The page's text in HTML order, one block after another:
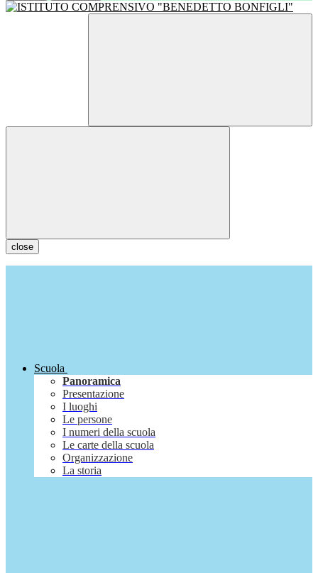
close
Scuola
Panoramica
Presentazione
I luoghi
Le persone
I numeri della scuola
Le carte della scuola
Organizzazione
La storia